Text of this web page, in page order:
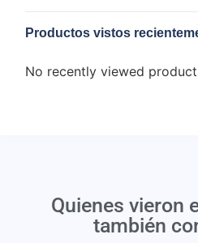
Productos vistos
No recently viewed
Quienes vieron
también